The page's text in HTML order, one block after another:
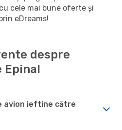
cele mai bune oferte și
eDreams!
despre
Epinal
avion ieftine către